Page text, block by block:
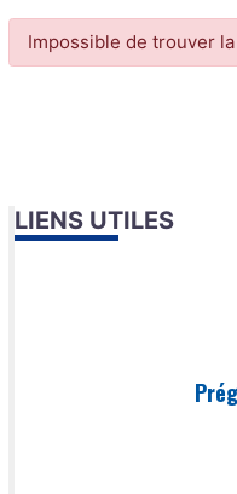
Impossible de trouver
LIENS UTILES